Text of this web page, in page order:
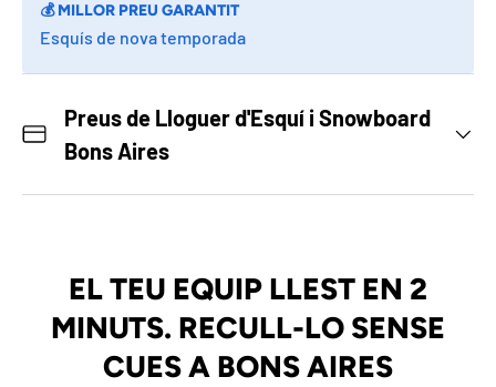
💰MILLOR PREU GARANTIT
Esquís de nova temporada
Preus de Lloguer d'Esquí i Snowboard
Bons Aires
EL TEU EQUIP LLEST EN 2
MINUTS. RECULL-LO SENSE
CUES A BONS AIRES